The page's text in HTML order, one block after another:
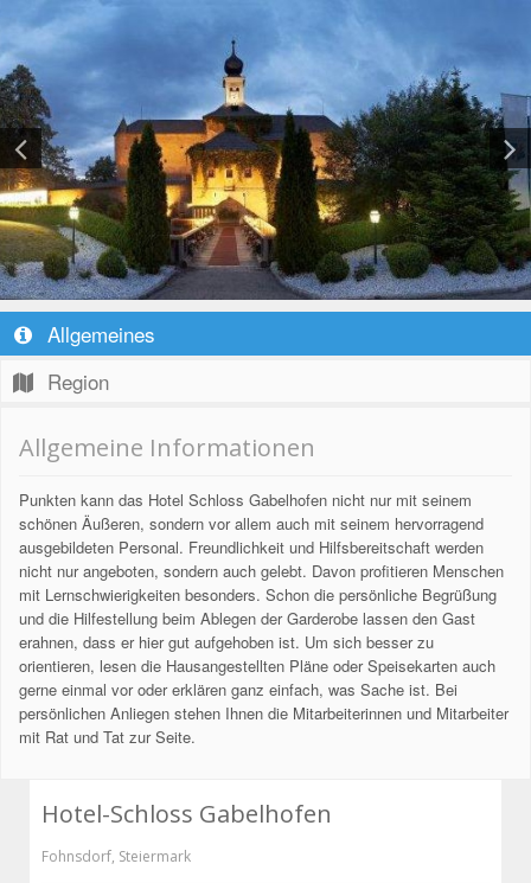
Allgemeines
Region
Allgemeine Informationen
Punkten kann das Hotel Schloss Gabelhofen nicht nur mit seinem
schönen Äußeren, sondern vor allem auch mit seinem hervorragend
ausgebildeten Personal. Freundlichkeit und Hilfsbereitschaft werden
nicht nur angeboten, sondern auch gelebt. Davon profitieren Menschen
mit Lernschwierigkeiten besonders. Schon die persönliche Begrüßung
und die Hilfestellung beim Ablegen der Garderobe lassen den Gast
erahnen, dass er hier gut aufgehoben ist. Um sich besser zu
orientieren, lesen die Hausangestellten Pläne oder Speisekarten auch
gerne einmal vor oder erklären ganz einfach, was Sache ist. Bei
persönlichen Anliegen stehen Ihnen die Mitarbeiterinnen und Mitarbeiter
mit Rat und Tat zur Seite.
Hotel-Schloss Gabelhofen
Fohnsdorf, Steiermark